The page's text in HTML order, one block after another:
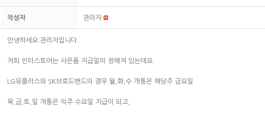
작성자 관리자
안녕하세요.관리자입니다.
저희 인터스토어는 사은품 지급일이 정해져 있는데요.
LG유플러스와 SK브로드밴드의 경우 월,화,수 개통은 해당주 금요일
목,금,토,일 개통은 익주 수요일 지급이 되고,